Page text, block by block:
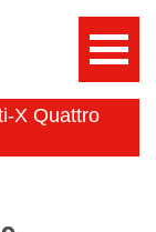
X Quattro